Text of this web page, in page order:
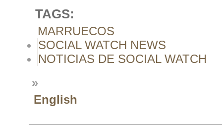
TAGS:
MARRUECOS
SOCIAL WATCH NEWS
NOTICIAS DE SOCIAL WATCH
»
English